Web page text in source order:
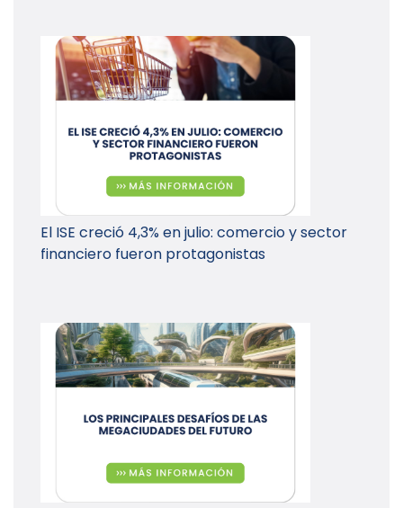
El ISE creció 4,3% en julio: comercio y sector
financiero fueron protagonistas